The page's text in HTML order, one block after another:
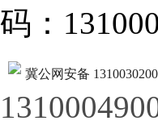
码：
冀公网安备